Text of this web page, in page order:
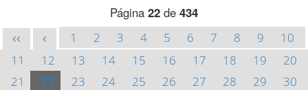
Página 22 de 434
<< < 1 2 3 4 5 6 7 8 9
10
11
12 13 14 15 16 17 18 19
20
21
22 23 24 25 26 27 28 29
30